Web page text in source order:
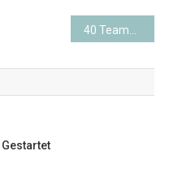
Gestartet